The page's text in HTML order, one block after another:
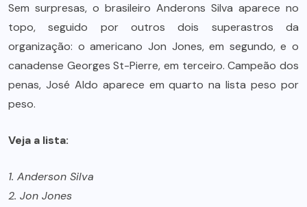
Sem surpresas, o brasileiro Anderons Silva aparece no
topo, seguido por outros dois superastros da
organização: o americano Jon Jones, em segundo, e o
canadense Georges St-Pierre, em terceiro. Campeão dos
penas, José Aldo aparece em quarto na lista peso por
peso.
Veja a lista:
1. Anderson Silva
2. Jon Jones